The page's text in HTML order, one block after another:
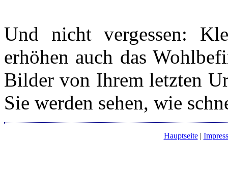
Und nicht vergessen:
erhöhen auch das
Bilder von Ihrem letzten
Sie werden sehen, wie
Hauptseite|